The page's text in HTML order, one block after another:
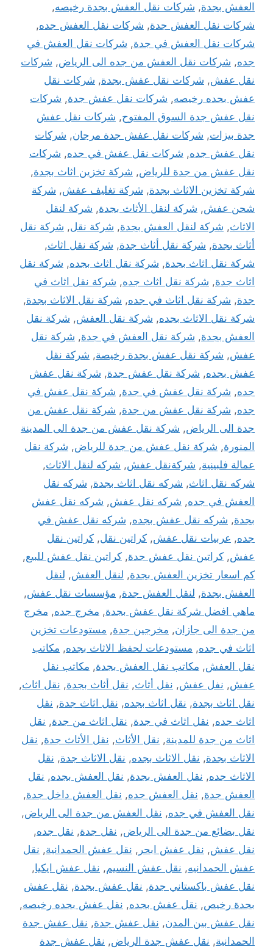
العفش بجدة, شركات نقل العفش بجدة رخيصه,
شركات نقل العفش جدة, شركات نقل العفش جده,
شركات نقل العفش في جدة, شركات نقل العفش في
جده, شركات نقل العفش من جده الى الرياض, شركات
نقل عفش, شركات نقل عفش بجدة, شركات نقل
عفش بجده رخيصه, شركات نقل عفش جدة, شركات
نقل عفش جدة السوق المفتوح, شركات نقل عفش
جدة بيزات, شركات نقل عفش جدة مرجان, شركات
نقل عفش جده, شركات نقل عفش في جده, شركات
نقل عفش من جدة للرياض, شركة تخزين اثاث بجدة,
شركة تخزين الاثاث بجدة, شركة تغليف عفش, شركة
شحن عفش, شركة لنقل الأثاث بجدة, شركة لنقل
الاثاث, شركة لنقل العفش بجدة, شركة نقل, شركة نقل
أثاث بجدة, شركة نقل أثاث جدة, شركة نقل اثاث,
شركة نقل اثاث بجدة, شركة نقل اثاث بجده, شركة نقل
اثاث جدة, شركة نقل اثاث جده, شركة نقل اثاث في
جدة, شركة نقل اثاث في جده, شركة نقل الاثاث بجدة,
شركة نقل الاثاث بجده, شركة نقل العفش, شركة نقل
العفش بجدة, شركة نقل العفش في جدة, شركة نقل
عفش, شركة نقل عفش بجدة رخيصة, شركة نقل
عفش بجده, شركة نقل عفش جدة, شركة نقل عفش
جده, شركة نقل عفش في جدة, شركة نقل عفش في
جده, شركة نقل عفش من جدة, شركة نقل عفش من
جدة الى الرياض, شركة نقل عفش من جدة الى المدينة
المنورة, شركة نقل عفش من جدة للرياض, شركة نقل
عمالة فلبينية, شركةنقل عفش, شركه لنقل الاثاث,
شركه نقل اثاث, شركه نقل اثاث بجدة, شركه نقل
العفش في جده, شركه نقل عفش, شركه نقل عفش
بجدة, شركه نقل عفش بجده, شركه نقل عفش في
جده, عربيات نقل عفش, كراتين نقل, كراتين نقل
عفش, كراتين نقل عفش جدة, كراتين نقل عفش للبيع,
كم اسعار تخزين العفش بجدة, لنقل العفش, لنقل
العفش بجدة, لنقل العفش جدة, مؤسسات نقل عفش,
ماهي افضل شركة نقل عفش بجدة, مخرج جده, مخرج
من جدة الى جازان, مخرجين جدة, مستودعات تخزين
اثاث في جده, مستودعات لحفظ الاثاث بجده, مكاتب
نقل العفش, مكاتب نقل العفش بجدة, مكاتب نقل
عفش, نفل عفش, نقل أثاث, نقل أثاث بجدة, نقل اثاث,
نقل اثاث بجدة, نقل اثاث بجده, نقل اثاث جدة, نقل
اثاث جده, نقل اثاث في جدة, نقل اثاث من جدة, نقل
اثاث من جدة للمدينة, نقل الأثاث, نقل الأثاث جدة, نقل
الاثاث بجدة, نقل الاثاث بجده, نقل الاثاث جدة, نقل
الاثاث جده, نقل العفش بجدة, نقل العفش بجده, نقل
العفش جدة, نقل العفش جده, نقل العفش داخل جدة,
نقل العفش في جده, نقل العفش من جدة الى الرياض,
نقل بضائع من جدة الى الرياض, نقل جدة, نقل جده,
نقل عفش, نقل عفش ابحر , نقل عفش الحمدانية, نقل
عفش الحمدانيه, نقل عفش النسيم, نقل عفش ايكيا,
نقل عفش باكستاني جدة, نقل عفش بجدة, نقل عفش
بجدة رخيص, نقل عفش بجده, نقل عفش بجده رخيصه,
نقل عفش بين المدن, نقل عفش جدة, نقل عفش جدة
الحمدانية, نقل عفش جدة الرياض, نقل عفش جدة